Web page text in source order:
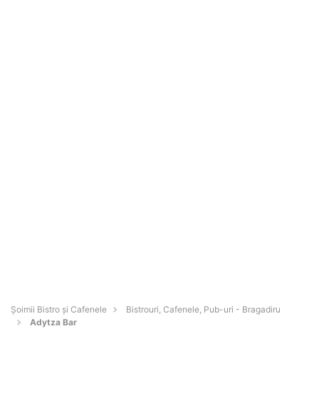
Șoimii Bistro și Cafenele
Bistrouri, Cafenele, Pub-uri - Bragadiru
Adytza Bar